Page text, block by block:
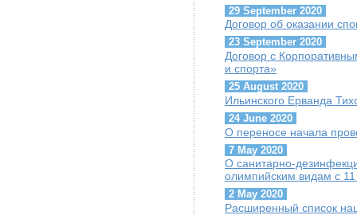
29 September 2020
Договор об оказании
23 September 2020
Договор с
и спорта»
25 August 2020
Ильинского Ерванда
24 June 2020
О переносе начала
7 May 2020
О санитарно-
олимпийским видам с
2 May 2020
Расширенный список